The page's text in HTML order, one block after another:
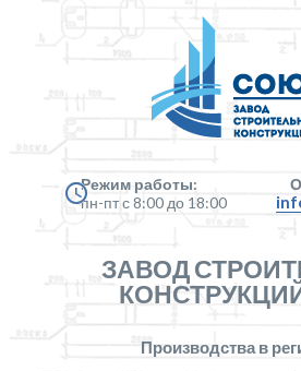
Режим работы:
пн-пт с 8:00 до 18:00
ЗАВОД
Производства в